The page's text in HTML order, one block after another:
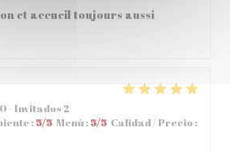
et accueil toujours aussi
- Invitados 2
:5/5 Menú:5/5 Calidad / Precio: